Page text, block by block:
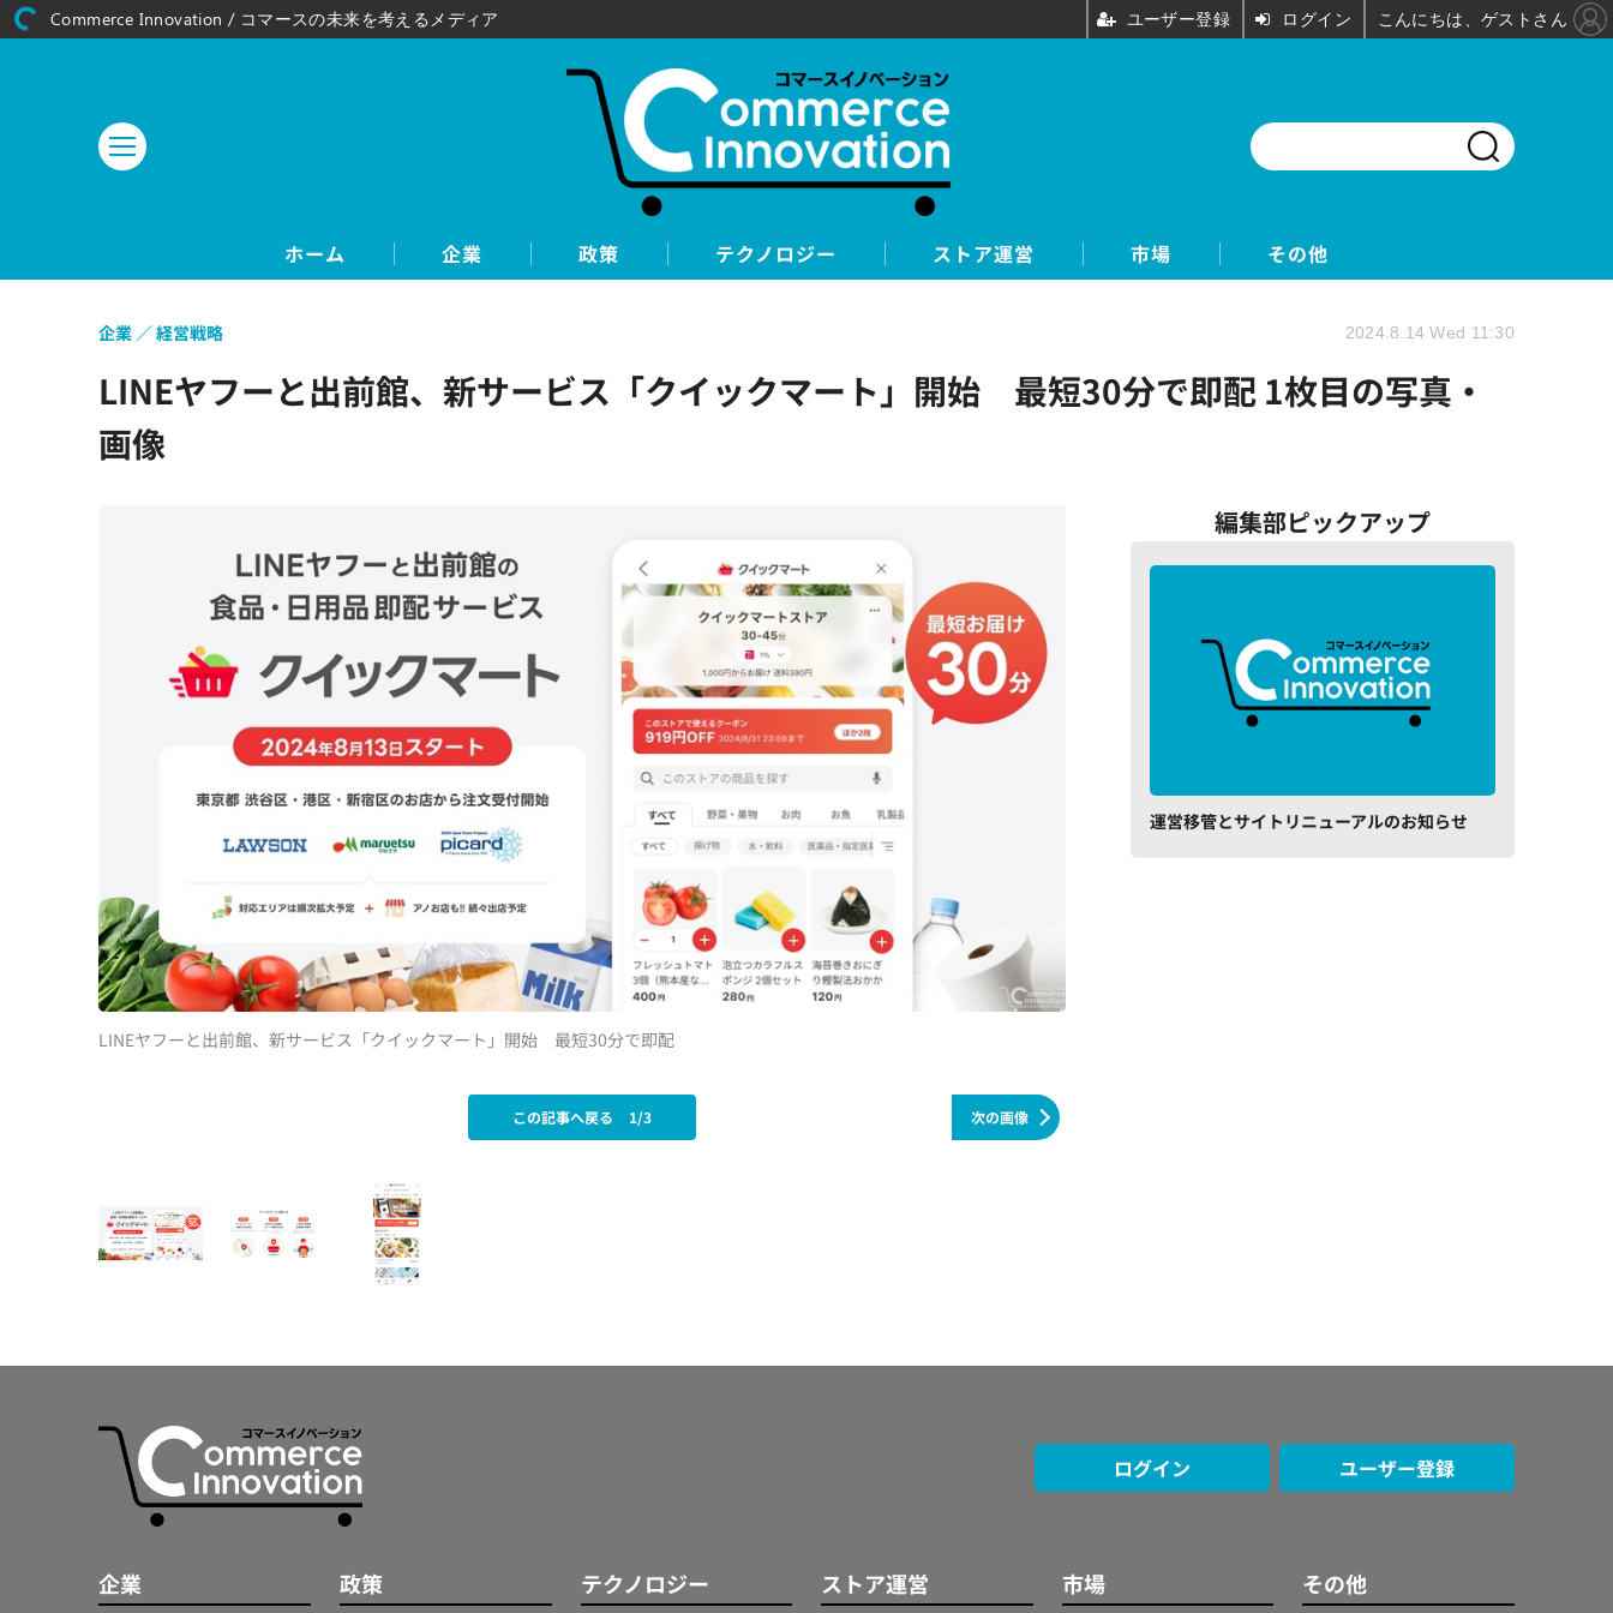
ホーム 企業 政策 テクノロジー ストア運営 市場 その他
LINEヤフーと出前館、新サービス「クイックマート」開始 最短30分で即配 1枚目の写真・
画像
企業 経営戦略 2024.8.14 Wed 11:30
LINEヤフーと出前館、新サービス「クイックマート」開始 最短30分で即配
次の画像
この記事へ戻る 1/3
編集部ピックアップ
運営移管とサイトリニューアルのお知らせ
ログイン ユーザー登録
企業 政策 テクノロジー ストア運営 市場 その他
Commerce Innovation / コマースの未来を考えるメディア ユーザー登録 ログイン こんにちは、ゲストさん